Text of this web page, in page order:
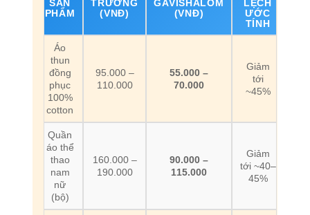
SẢN
PHẨM
TRƯỜNG
(VNĐ)
GAVISHALOM
(VNĐ)
LỆCH
ƯỚC
TÍNH
Áo
thun
đồng
phục
100%
cotton
95.000 –
110.000
55.000 –
70.000
Giảm
tới
~45%
Quần
áo thể
thao
nam
nữ
(bộ)
160.000 –
190.000
90.000 –
115.000
Giảm
tới ~40–
45%